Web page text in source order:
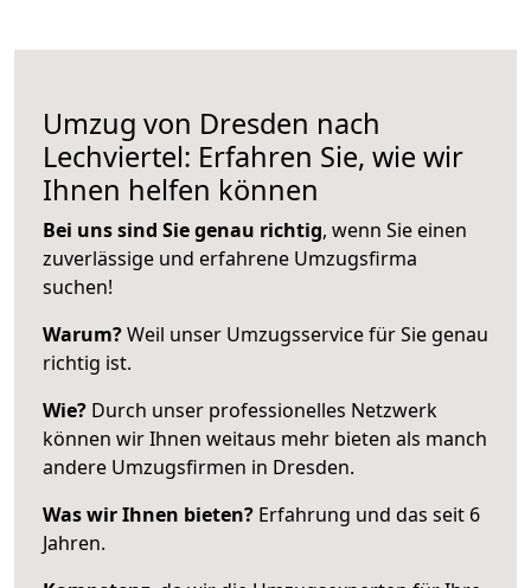
Umzug von Dresden nach
Lechviertel: Erfahren Sie, wie wir
Ihnen helfen können
Bei uns sind Sie genau richtig, wenn Sie einen
zuverlässige und erfahrene Umzugsfirma
suchen!
Warum?Weil unser Umzugsservice für Sie genau
richtig ist.
Wie? Durch unser professionelles Netzwerk
können wir Ihnen weitaus mehr bieten als manch
andere Umzugsfirmen in Dresden.
Was wir Ihnen bieten? Erfahrung und das seit 6
Jahren.